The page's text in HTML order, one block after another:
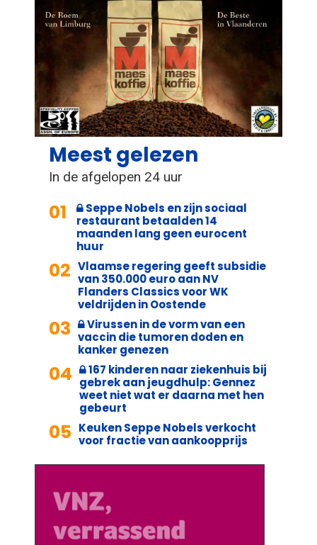
Meest gelezen
In de afgelopen 24 uur
01
Seppe Nobels en zijn sociaal
restaurant betaalden 14
maanden lang geen eurocent
huur
02 Vlaamse regering geeft subsidie
van 350.000 euro aan NV
Flanders Classics voor WK
veldrijden in Oostende
03
Virussen in de vorm van een
vaccin die tumoren doden en
kanker genezen
04
167 kinderen naar ziekenhuis bij
gebrek aan jeugdhulp: Gennez
weet niet wat er daarna met hen
gebeurt
05 Keuken Seppe Nobels verkocht
voor fractie van aankoopprijs